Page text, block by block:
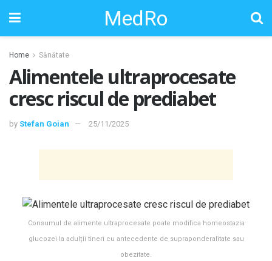
MedRo
Home Sănătate
Alimentele ultraprocesate
cresc riscul de prediabet
by Stefan Goian 25/11/2025
Consumul de alimente ultraprocesate poate modifica homeostazia
glucozei la adulții tineri cu antecedente de supraponderalitate sau
obezitate.